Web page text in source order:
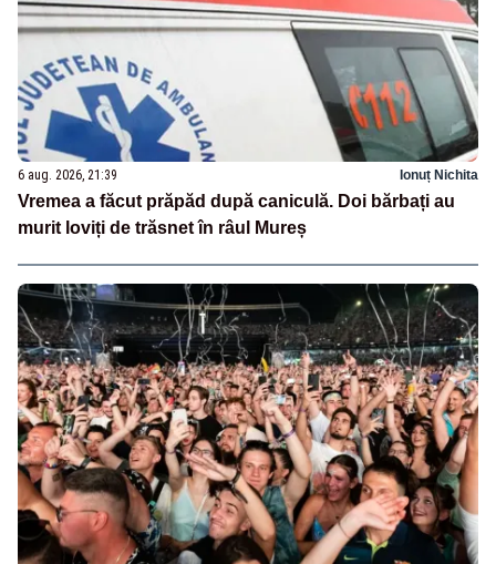
6 aug. 2026, 21:39 Ionuț Nichita
Vremea a făcut prăpăd după caniculă. Doi bărbați au
murit loviți de trăsnet în râul Mureș